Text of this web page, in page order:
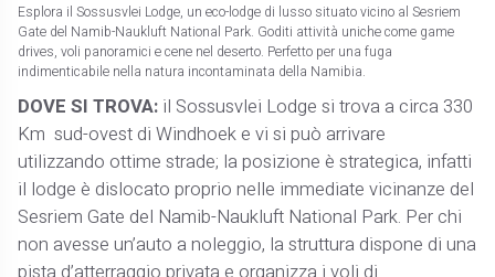
Esplora il Sossusvlei Lodge, un eco-lodge di lusso situato vicino al Sesriem
Gate del Namib-Naukluft National Park. Goditi attività uniche come game
drives, voli panoramici e cene nel deserto. Perfetto per una fuga
indimenticabile nella natura incontaminata della Namibia.
DOVE SI TROVA: il Sossusvlei Lodge si trova a circa 330
Km sud-ovest di Windhoek e vi si può arrivare
utilizzando ottime strade; la posizione è strategica, infatti
il lodge è dislocato proprio nelle immediate vicinanze del
Sesriem Gate del Namib-Naukluft National Park. Per chi
non avesse un’auto a noleggio, la struttura dispone di una